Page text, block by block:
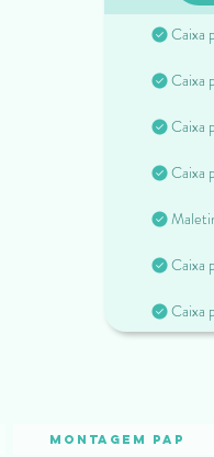
Caixa
Caixa
Caixa
Caixa
Caixa
Caixa
Montagem PAP